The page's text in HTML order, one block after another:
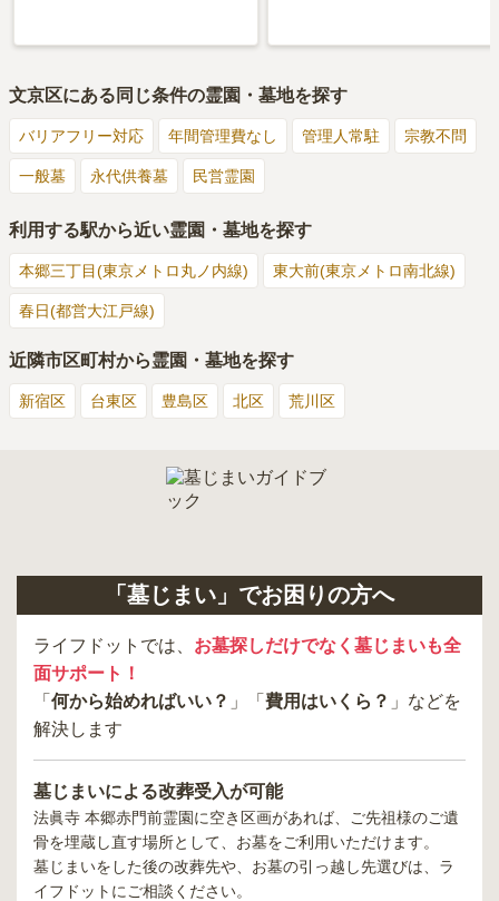
文京区にある同じ条件の霊園・墓地を探す
バリアフリー対応 年間管理費なし 管理人常駐 宗教不問
一般墓 永代供養墓 民営霊園
利用する駅から近い霊園・墓地を探す
本郷三丁目(東京メトロ丸ノ内線) 東大前(東京メトロ南北線)
春日(都営大江戸線)
近隣市区町村から霊園・墓地を探す
新宿区 台東区 豊島区 北区 荒川区
「墓じまい」でお困りの方へ
ライフドットでは、 お墓探しだけでなく墓じまいも全
面サポート！
「 何から始めればいい？ 」「 費用はいくら？ 」などを
解決します
墓じまいによる改葬受入が可能
法眞寺 本郷赤門前霊園に空き区画があれば、ご先祖様のご遺
骨を埋蔵し直す場所として、お墓をご利用いただけます。
墓じまいをした後の改葬先や、お墓の引っ越し先選びは、ラ
イフドットにご相談ください。